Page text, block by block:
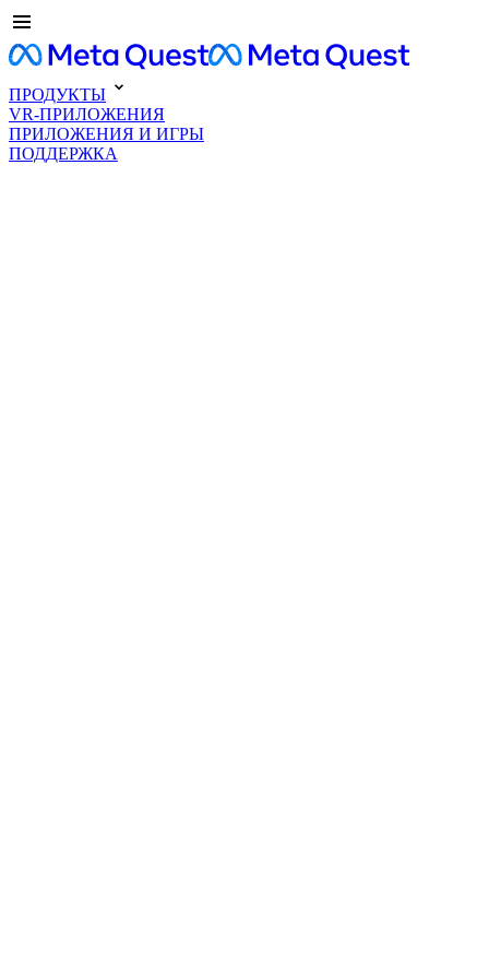
ПРОДУКТЫ
VR-ПРИЛОЖЕНИЯ
ПРИЛОЖЕНИЯ И ИГРЫ
ПОДДЕРЖКА